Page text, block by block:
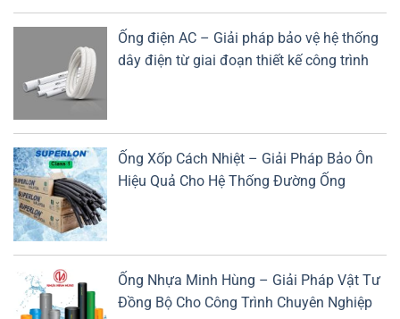
Ống điện AC – Giải pháp bảo vệ hệ thống
dây điện từ giai đoạn thiết kế công trình
Ống Xốp Cách Nhiệt – Giải Pháp Bảo Ôn
Hiệu Quả Cho Hệ Thống Đường Ống
Ống Nhựa Minh Hùng – Giải Pháp Vật Tư
Đồng Bộ Cho Công Trình Chuyên Nghiệp